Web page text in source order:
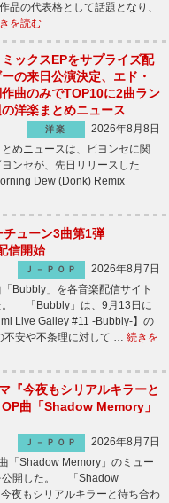
の代表格として話題となり、
を読む
ックスEPをサプライズ配
の来日公演決定、エド・
曲のみでTOP10に2曲ラン
洋楽まとめニュース
洋楽
2026年8月8日
めニュースは、ビヨンセに関
ンセが、先日リリースした
Dew (Donk) Remix
ューン3曲第1弾
信開始
Ｊ－ＰＯＰ
2026年8月7日
Bubbly」を各音楽配信サイト
。 「Bubbly」は、9月13日に
Live Galley #11 -Bubbly-】の
不安や不条理に対して … 続きを
『今夜もシリアルキラーと
曲「Shadow Memory」
Ｊ－ＰＯＰ
2026年8月7日
「Shadow Memory」のミュー
公開した。 「Shadow
夜もシリアルキラーと待ち合わ